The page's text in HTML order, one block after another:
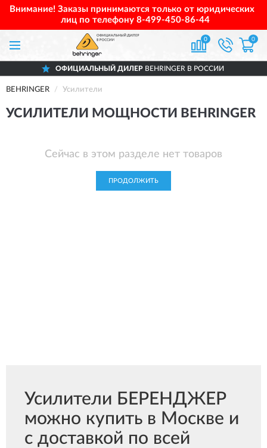
Внимание! Заказы принимаются только от юридических
лиц по телефону 8-499-450-86-44
0 0
ОФИЦИАЛЬНЫЙ ДИЛЕР BEHRINGER В РОССИИ
BEHRINGER Усилители
УСИЛИТЕЛИ МОЩНОСТИ BEHRINGER
Сейчас в этом разделе нет товаров
ПРОДОЛЖИТЬ
Усилители БЕРЕНДЖЕР
можно купить в Москве и
с доставкой по всей